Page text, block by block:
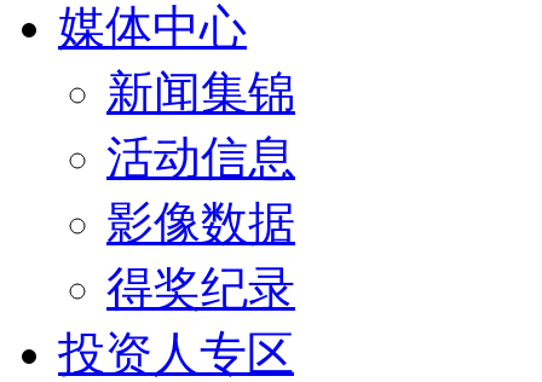
媒体中心
新闻集锦
活动信息
影像数据
得奖纪录
投资人专区